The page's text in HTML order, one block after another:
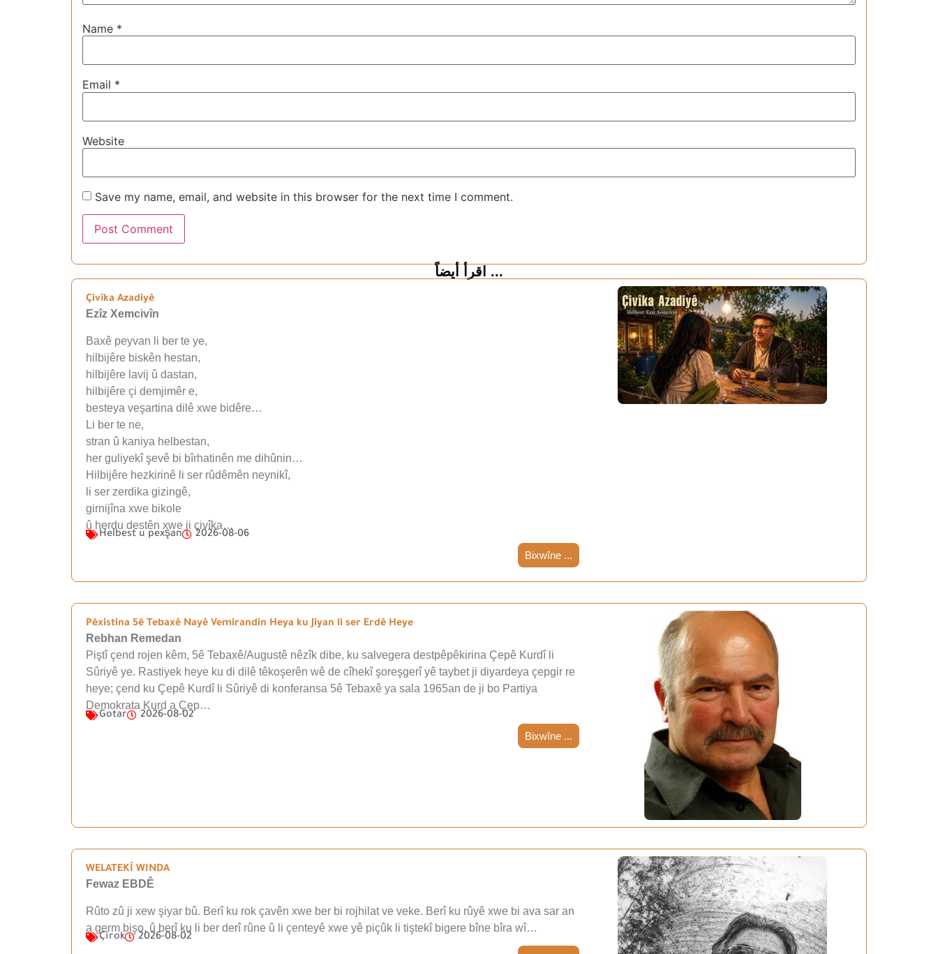
Name *
Email *
Website
Save my name, email, and website in this browser for the next time I comment.
اقرأ أيضاً ...
Çivîka Azadiyê
Ezîz Xemcivîn
Baxê peyvan li ber te ye,
hilbijêre biskên hestan,
hilbijêre lavij û dastan,
hilbijêre çi demjimêr e,
besteya veşartina dilê xwe bidêre…
Li ber te ne,
stran û kaniya helbestan,
her guliyekî şevê bi bîrhatinên me dihûnin…
Hilbijêre hezkirinê li ser rûdêmên neynikî,
li ser zerdika gizingê,
girnijîna xwe bikole
û herdu destên xwe ji çivîka…
Helbest u pexşan 2026-08-06
Bixwîne ...
Pêxistina 5ê Tebaxê Nayê Vemirandin Heya ku Jiyan li ser Erdê Heye
Rebhan Remedan
Piştî çend rojen kêm, 5ê Tebaxê/Augustê nêzîk dibe, ku salvegera destpêpêkirina Çepê Kurdî li
Sûriyê ye. Rastiyek heye ku di dilê têkoşerên wê de cîhekî şoreşgerî yê taybet ji diyardeya çepgir re
heye; çend ku Çepê Kurdî li Sûriyê di konferansa 5ê Tebaxê ya sala 1965an de ji bo Partiya
Demokrata Kurd a Çep…
Gotar 2026-08-02
Bixwîne ...
WELATEKÎ WINDA
Fewaz EBDÊ
Rûto zû ji xew şiyar bû. Berî ku rok çavên xwe ber bi rojhilat ve veke. Berî ku rûyê xwe bi ava sar an
a germ bişo, û berî ku li ber derî rûne û li çenteyê xwe yê piçûk li tiştekî bigere bîne bîra wî…
Çîrok 2026-08-02